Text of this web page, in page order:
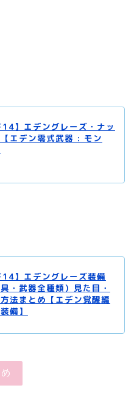
】エデングレーズ・ナッ
エデン零式武器 : モン
】エデングレーズ装備
具・武器全種類）見た目・
法まとめ【エデン覚醒編
備】